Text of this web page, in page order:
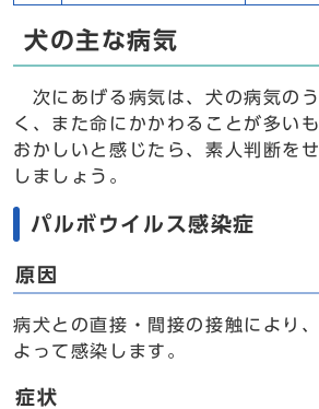
犬の主な病気
次にあげる病気は、犬の病気の
く、また命にかかわることが多い
おかしいと感じたら、素人判断を
しましょう。
パルボウイルス感染症
原因
病犬との直接・間接の接触により
よって感染します。
症状